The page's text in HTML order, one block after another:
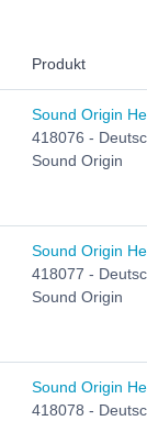
Produkt
Sound Origin
418076 -
Sound Origin
Sound Origin
418077 -
Sound Origin
Sound Origin
418078 -